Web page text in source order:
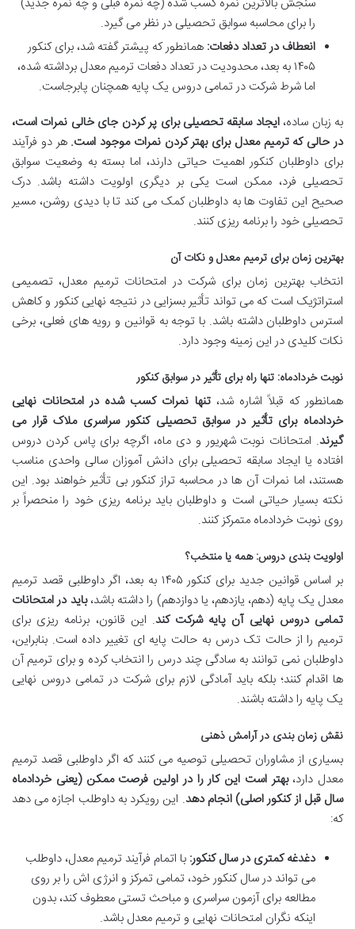
را برای محاسبه سوابق تحصیلی در نظر می گیرد.
انعطاف در تعداد دفعات: همانطور که پیشتر گفته شد، برای کنکور
۱۴۰۵ به بعد، محدودیت در تعداد دفعات ترمیم معدل برداشته شده،
اما شرط شرکت در تمامی دروس یک پایه همچنان پابرجاست.
به زبان ساده،ایجاد سابقه تحصیلی برای پر کردن جای خالی نمرات است،
در حالی که ترمیم معدل برای بهتر کردن نمرات موجود است. هر دو فرآیند
برای داوطلبان کنکور اهمیت حیاتی دارند، اما بسته به وضعیت سوابق
تحصیلی فرد، ممکن است یکی بر دیگری اولویت داشته باشد. درک
صحیح این تفاوت ها به داوطلبان کمک می کند تا با دیدی روشن، مسیر
تحصیلی خود را برنامه ریزی کنند.
بهترین زمان برای ترمیم معدل و نکات آن
انتخاب بهترین زمان برای شرکت در امتحانات ترمیم معدل، تصمیمی
استراتژیک است که می تواند تأثیر بسزایی در نتیجه نهایی کنکور و کاهش
استرس داوطلبان داشته باشد. با توجه به قوانین و رویه های فعلی، برخی
نکات کلیدی در این زمینه وجود دارد.
نوبت خردادماه: تنها راه برای تأثیر در سوابق کنکور
همانطور که قبلاً اشاره شد،تنها نمرات کسب شده در امتحانات نهایی
خردادماه برای تأثیر در سوابق تحصیلی کنکور سراسری ملاک قرار می
گیرند. امتحانات نوبت شهریور و دی ماه، اگرچه برای پاس کردن دروس
افتاده یا ایجاد سابقه تحصیلی برای دانش آموزان سالی واحدی مناسب
هستند، اما نمرات آن ها در محاسبه تراز کنکور بی تأثیر خواهند بود. این
نکته بسیار حیاتی است و داوطلبان باید برنامه ریزی خود را منحصراً بر
روی نوبت خردادماه متمرکز کنند.
اولویت بندی دروس: همه یا منتخب؟
بر اساس قوانین جدید برای کنکور ۱۴۰۵ به بعد، اگر داوطلبی قصد ترمیم
معدل یک پایه (دهم، یازدهم، یا دوازدهم) را داشته باشد،باید در امتحانات
تمامی دروس نهایی آن پایه شرکت کند. این قانون، برنامه ریزی برای
ترمیم را از حالت تک درس به حالت پایه ای تغییر داده است. بنابراین،
داوطلبان نمی توانند به سادگی چند درس را انتخاب کرده و برای ترمیم آن
ها اقدام کنند؛ بلکه باید آمادگی لازم برای شرکت در تمامی دروس نهایی
یک پایه را داشته باشند.
نقش زمان بندی در آرامش ذهنی
بسیاری از مشاوران تحصیلی توصیه می کنند که اگر داوطلبی قصد ترمیم
معدل دارد،بهتر است این کار را در اولین فرصت ممکن (یعنی خردادماه
سال قبل از کنکور اصلی) انجام دهد. این رویکرد به داوطلب اجازه می دهد
که:
دغدغه کمتری در سال کنکور: با اتمام فرآیند ترمیم معدل، داوطلب
می تواند در سال کنکور خود، تمامی تمرکز و انرژی اش را بر روی
مطالعه برای آزمون سراسری و مباحث تستی معطوف کند، بدون
اینکه نگران امتحانات نهایی و ترمیم معدل باشد.